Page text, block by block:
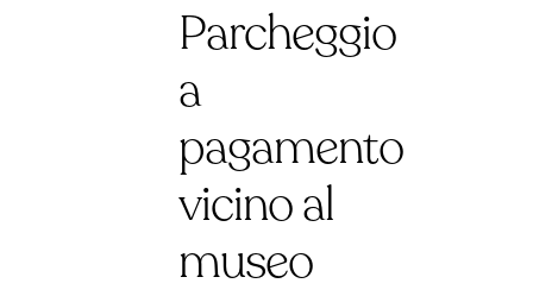
Parcheggio
a
pagamento
vicino al
museo